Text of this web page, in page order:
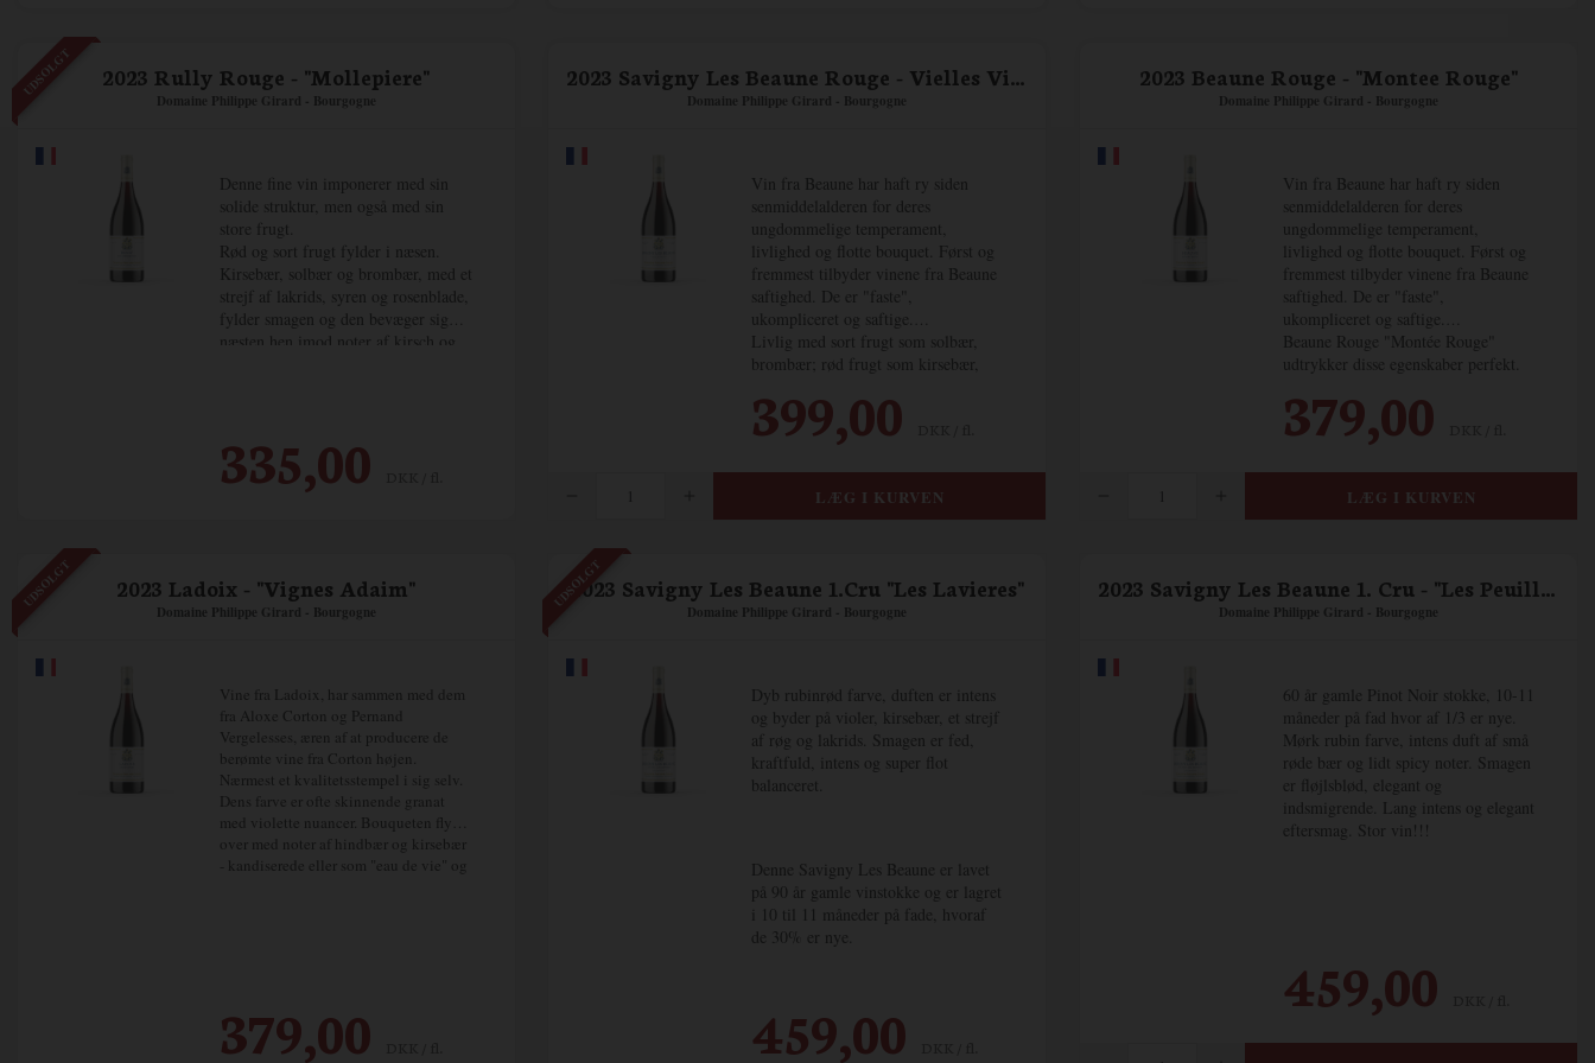
UDSOLGT 2023 Rully Rouge - "Mollepiere"
Domaine Philippe Girard - Bourgogne
Denne fine vin imponerer med sin
solide struktur, men også med sin
store frugt.
Rød og sort frugt fylder i næsen.
Kirsebær, solbær og brombær, med et
strejf af lakrids, syren og rosenblade,
fylder smagen og den bevæger sig
næsten hen imod noter af kirsch og
og velsmagende vin, med lang
eftersmag.
335,00
2023 Savigny Les Beaune Rouge - Vielles Vignes
Domaine Philippe Girard - Bourgogne
Vin fra Beaune har haft ry siden
senmiddelalderen for deres
ungdommelige temperament,
livlighed og flotte bouquet. Først og
fremmest tilbyder vinene fra Beaune
saftighed. De er "faste",
ukompliceret og saftige.
Livlig med sort frugt som solbær,
brombær; rød frugt som kirsebær,
Raffinerede og elegante tanniner og
med en kødfuldt tekstur
399,00
2023 Beaune Rouge - "Montee Rouge"
Domaine Philippe Girard - Bourgogne
Vin fra Beaune har haft ry siden
senmiddelalderen for deres
ungdommelige temperament,
livlighed og flotte bouquet. Først og
fremmest tilbyder vinene fra Beaune
saftighed. De er "faste",
ukompliceret og saftige.
Beaune Rouge "Montée Rouge"
udtrykker disse egenskaber perfekt.
brombær; rød frugt som kirsebær,
ribs og trøffel.
med en kødfuldt tekstur
379,00
UDSOLGT 2023 Ladoix - "Vignes Adaim"
Domaine Philippe Girard - Bourgogne
Vine fra Ladoix, har sammen med dem
fra Aloxe Corton og Pernand
Vergelesses, æren af at producere de
berømte vine fra Corton højen.
Nærmest et kvalitetsstempel i sig selv.
Dens farve er ofte skinnende granat
med violette nuancer. Bouqueten flyder
over med noter af hindbær og kirsebær
- kandiserede eller som "eau de vie" og
379,00
UDSOLGT
2023 Savigny Les Beaune 1.Cru "Les Lavieres"
Domaine Philippe Girard - Bourgogne
Dyb rubinrød farve, duften er intens
og byder på violer, kirsebær, et strejf
af røg og lakrids. Smagen er fed,
kraftfuld, intens og super flot
balanceret.
Denne Savigny Les Beaune er lavet
på 90 år gamle vinstokke og er lagret
i 10 til 11 måneder på fade, hvoraf
de 30% er nye.
459,00
2023 Savigny Les Beaune 1. Cru - "Les Peuillets"
Domaine Philippe Girard - Bourgogne
60 år gamle Pinot Noir stokke, 10-11
måneder på fad hvor af 1/3 er nye.
Mørk rubin farve, intens duft af små
røde bær og lidt spicy noter. Smagen
er fløjlsblød, elegant og
indsmigrende. Lang intens og elegant
eftersmag. Stor vin!!!
459,00